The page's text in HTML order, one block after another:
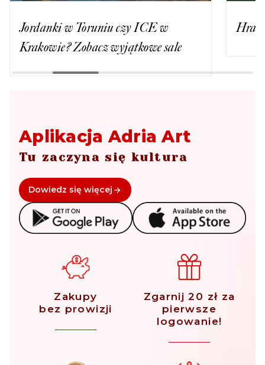
Jordanki w Toruniu czy ICE w
Krakowie? Zobacz wyjątkowe sale
Aplikacja Adria Art
Tu zaczyna się kultura
Dowiedz się więcej
Zakupy
bez prowizji
Zgarnij 20 zł za
pierwsze
logowanie!